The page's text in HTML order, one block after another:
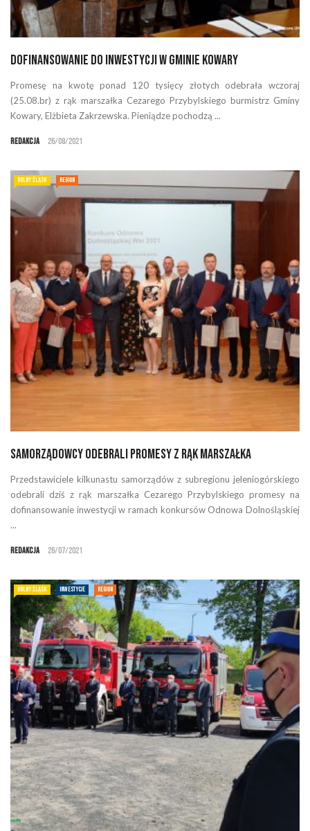
Dofinansowanie do inwestycji w Gminie Kowary
Promesę na kwotę ponad 120 tysięcy złotych odebrała wczoraj
(25.08.br) z rąk marszałka Cezarego Przybylskiego burmistrz Gminy
Kowary, Elżbieta Zakrzewska. Pieniądze pochodzą ...
Redakcja 26/08/2021
DOLNY ŚLĄSK REGION
Samorządowcy odebrali promesy z rąk marszałka
Przedstawiciele kilkunastu samorządów z subregionu jeleniogórskiego
odebrali dziś z rąk marszałka Cezarego Przybylskiego promesy na
dofinansowanie inwestycji w ramach konkursów Odnowa Dolnośląskiej
...
Redakcja 26/07/2021
DOLNY ŚLĄSK INWESTYCJE REGION